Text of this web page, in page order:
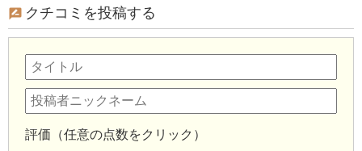
クチコミを投稿する
評価（任意の点数をクリック）